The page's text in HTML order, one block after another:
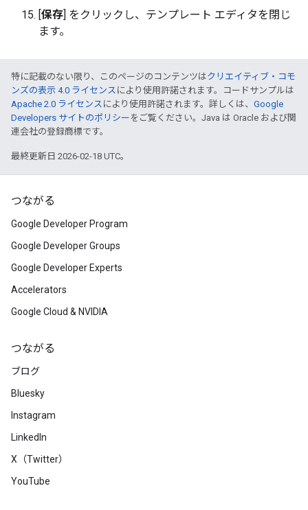
[保存] をクリックし、テンプレート エディタを閉じ
ます。
特に記載のない限り、このページのコンテンツはクリエイティブ・コモ
ンズの表示 4.0 ライセンス により使用許諾されます。コードサンプルは
Apache 2.0 ライセンス により使用許諾されます。詳しくは、 Google
Developers サイトのポリシー をご覧ください。Java は Oracle および関
連会社の登録商標です。
最終更新日 2026-02-18 UTC。
つながる
Google Developer Program
Google Developer Groups
Google Developer Experts
Accelerators
Google Cloud & NVIDIA
つながる
ブログ
Bluesky
Instagram
LinkedIn
X（Twitter）
YouTube